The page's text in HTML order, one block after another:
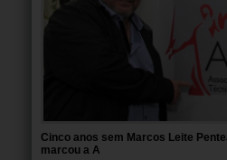
Cinco anos sem Marcos Leite
marcou a A